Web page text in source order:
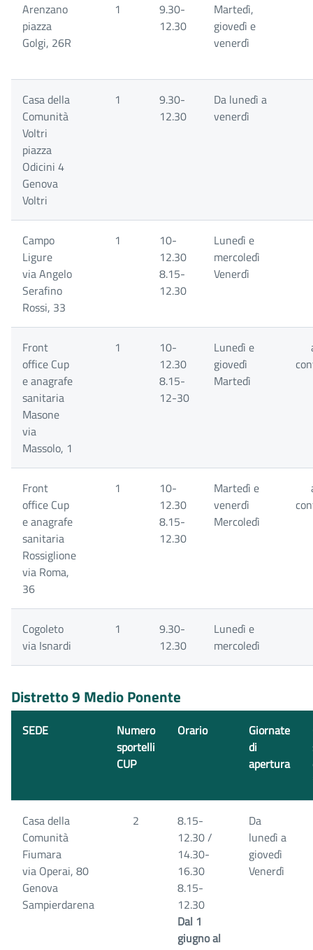
Arenzano
piazza
Golgi, 26R
1
9.30-
12.30
Martedì,
giovedì e
venerdì
Casa della
Comunità
Voltri
piazza
Odicini 4
Genova
Voltri
1
9.30-
12.30
Da lunedì a
venerdì
Campo
Ligure
via Angelo
Serafino
Rossi, 33
1
10-
12.30
8.15-
12.30
Lunedì e
mercoledì
Venerdì
Front
office Cup
e anagrafe
sanitaria
Masone
via
Massolo, 1
1
10-
12.30
8.15-
12-30
Lunedì e
giovedì
Martedì
Front
office Cup
e anagrafe
sanitaria
Rossiglione
via Roma,
36
1
10-
12.30
8.15-
12.30
Martedì e
venerdì
Mercoledì
Cogoleto
via Isnardi
1
9.30-
12.30
Lunedì e
mercoledì
Distretto 9 Medio Ponente
SEDE
Numero
sportelli
CUP
Orario
Giornate
di
apertura
Casa della
Comunità
Fiumara
via Operai, 80
Genova
Sampierdarena
2
8.15-
12.30 /
14.30-
16.30
8.15-
12.30
Dal 1
giugno al
Da
lunedì a
giovedì
Venerdì